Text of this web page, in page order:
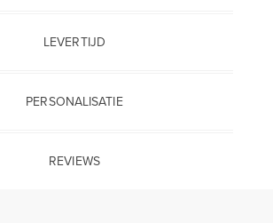
LEVERTIJD
PERSONALISATIE
REVIEWS